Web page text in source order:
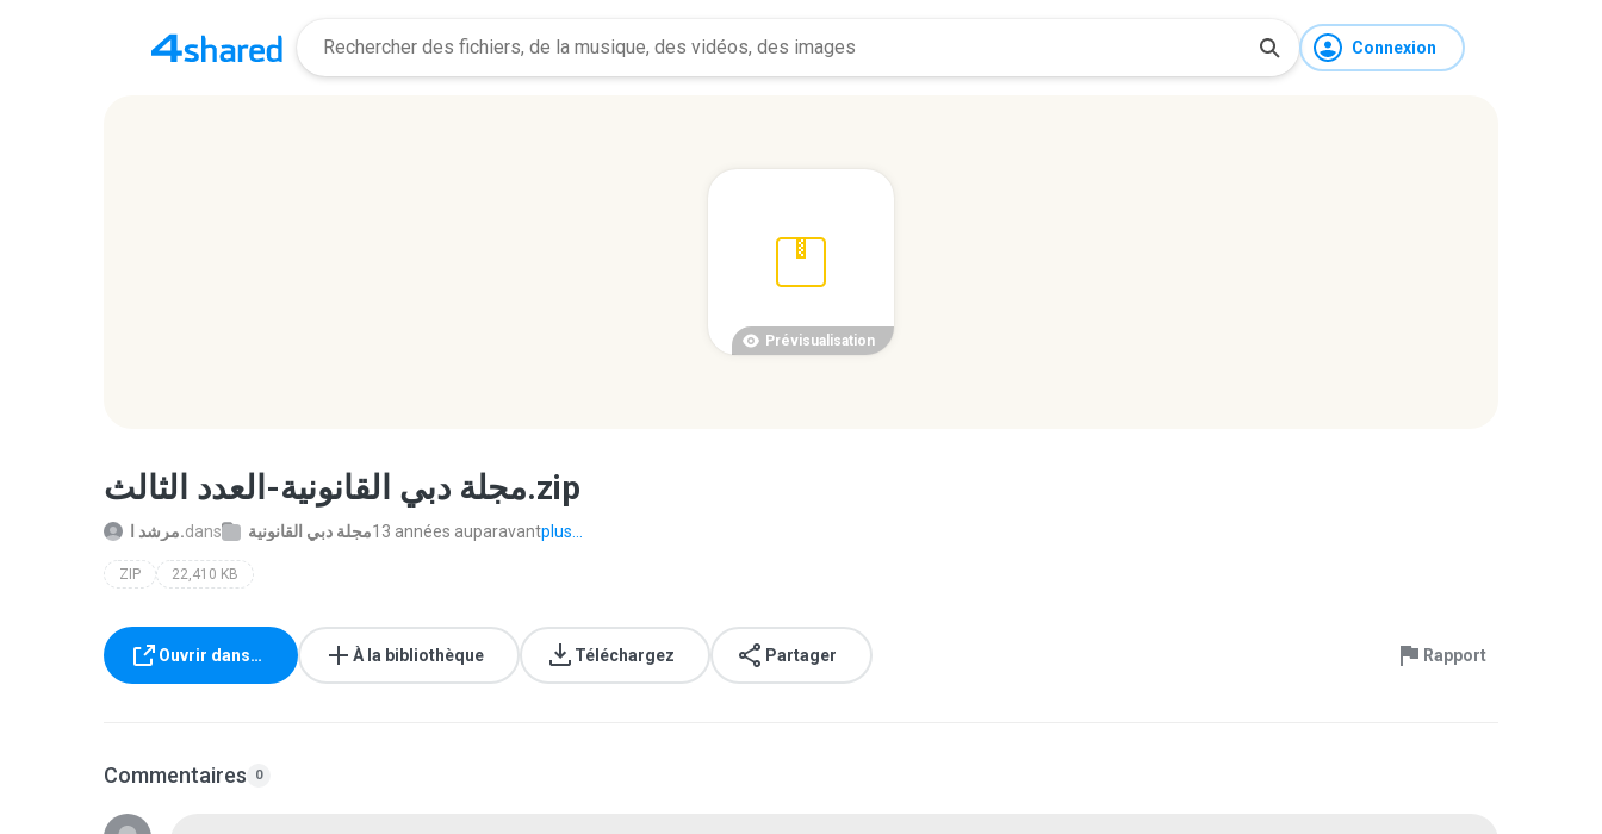
Connexion
Prévisualisation
مجلة دبي القانونية-العدد الثالث.zip
مرشد ا.dans مجلة دبي القانونية13 années auparavantplus...
ZIP 22,410 KB
Ouvrir dans… À la bibliothèque Téléchargez Partager Rapport
Commentaires 0